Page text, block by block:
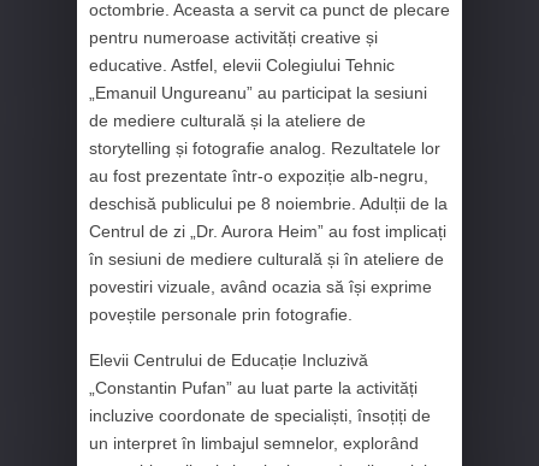
octombrie. Aceasta a servit ca punct de plecare
pentru numeroase activități creative și
educative. Astfel, elevii Colegiului Tehnic
„Emanuil Ungureanu” au participat la sesiuni
de mediere culturală și la ateliere de
storytelling și fotografie analog. Rezultatele lor
au fost prezentate într-o expoziție alb-negru,
deschisă publicului pe 8 noiembrie. Adulții de la
Centrul de zi „Dr. Aurora Heim” au fost implicați
în sesiuni de mediere culturală și în ateliere de
povestiri vizuale, având ocazia să își exprime
poveștile personale prin fotografie.
Elevii Centrului de Educație Incluzivă
„Constantin Pufan” au luat parte la activități
incluzive coordonate de specialiști, însoțiți de
un interpret în limbajul semnelor, explorând